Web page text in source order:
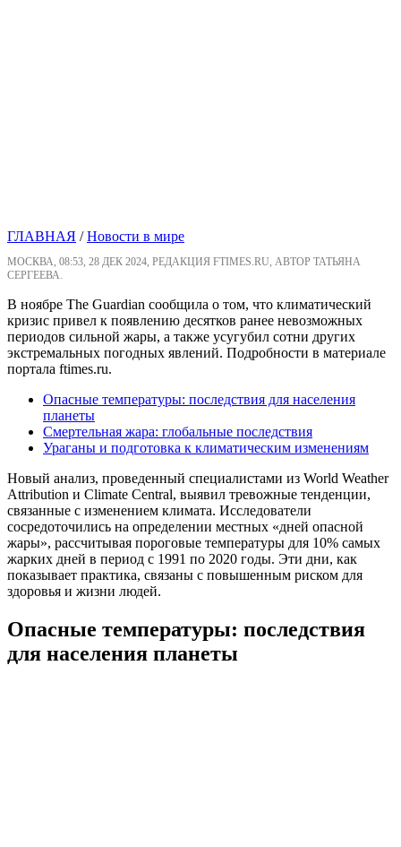
ГЛАВНАЯ /Новости в мире
МОСКВА, 08:53, 28 ДЕК 2024, РЕДАКЦИЯ FTIMES.RU, АВТОР ТАТЬЯНА
СЕРГЕЕВА.
В ноябре The Guardian сообщила о том, что климатический
кризис привел к появлению десятков ранее невозможных
периодов сильной жары, а также усугубил сотни других
экстремальных погодных явлений. Подробности в материале
портала ftimes.ru.
Опасные температуры: последствия для населения
планеты
Смертельная жара: глобальные последствия
Ураганы и подготовка к климатическим изменениям
Новый анализ, проведенный специалистами из World Weather
Attribution и Climate Central, выявил тревожные тенденции,
связанные с изменением климата. Исследователи
сосредоточились на определении местных «дней опасной
жары», рассчитывая пороговые температуры для 10% самых
жарких дней в период с 1991 по 2020 годы. Эти дни, как
показывает практика, связаны с повышенным риском для
здоровья и жизни людей.
Опасные температуры: последствия
для населения планеты